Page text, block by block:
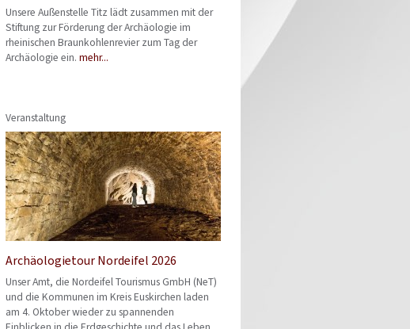
Unsere Außenstelle Titz lädt zusammen mit der
Stiftung zur Förderung der Archäologie im
rheinischen Braunkohlenrevier zum Tag der
Archäologie ein. mehr...
Veranstaltung
Archäologietour Nordeifel 2026
Unser Amt, die Nordeifel Tourismus GmbH (NeT)
und die Kommunen im Kreis Euskirchen laden
am 4. Oktober wieder zu spannenden